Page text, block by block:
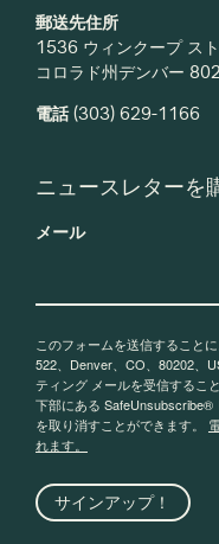
郵送先住所
1536 ウィンクープ ス
コロラド州デンバー
電話(303) 629-1166
ニュースレターを
メール
このフォームを送信すること
522、Denver、CO、80202、
ティング メールを受信するこ
下部にある SafeUnsubscribe®
を取り消すことができます。
れます。
サインアップ！